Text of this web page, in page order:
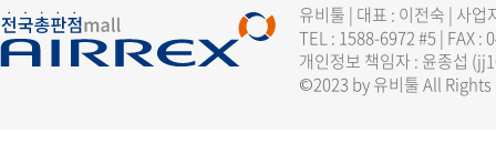
유비툴 | 대표 : 이전숙 | 사
TEL : 1588-6972 #5 | FAX :
개인정보 책임자 : 윤종섭 (
©2023 by 유비툴 All Rights